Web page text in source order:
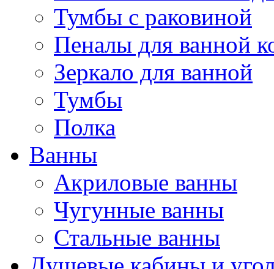
Тумбы с раковиной
Пеналы для ванной
Зеркало для ванной
Тумбы
Полка
Ванны
Акриловые ванны
Чугунные ванны
Стальные ванны